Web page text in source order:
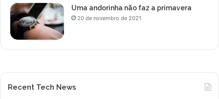
Uma andorinha não faz a primavera
20 de novembro de 2021
Recent Tech News